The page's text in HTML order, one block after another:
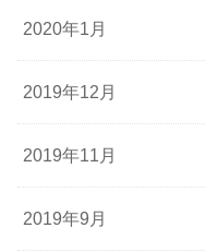
2020年1月
2019年12月
2019年11月
2019年9月